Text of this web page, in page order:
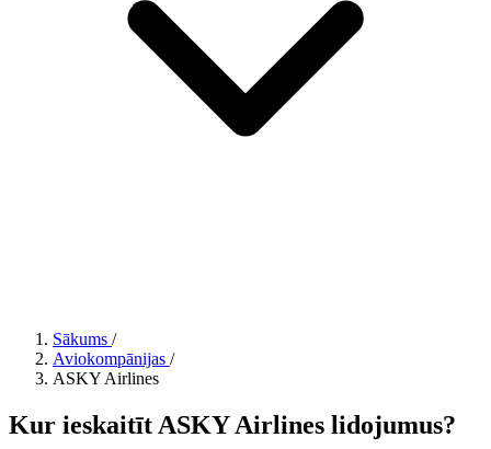
Sākums /
Aviokompānijas /
ASKY Airlines
Kur ieskaitīt ASKY Airlines lidojumus?